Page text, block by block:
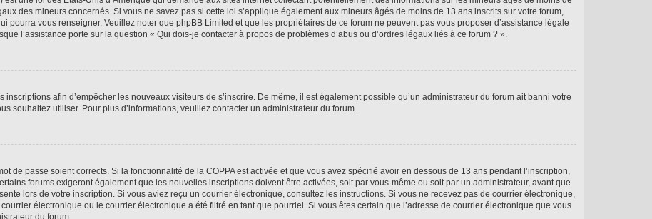
des mineurs concernés. Si vous ne savez pas si cette loi s’applique également aux mineurs âgés de moins de 13 ans inscrits sur votre forum,
pourra vous renseigner. Veuillez noter que phpBB Limited et que les propriétaires de ce forum ne peuvent pas vous proposer d’assistance légale
l’assistance porte sur la question « Qui dois-je contacter à propos de problèmes d’abus ou d’ordres légaux liés à ce forum ? ».
afin d’empêcher les nouveaux visiteurs de s’inscrire. De même, il est également possible qu’un administrateur du forum ait banni votre
souhaitez utiliser. Pour plus d’informations, veuillez contacter un administrateur du forum.
de passe soient corrects. Si la fonctionnalité de la COPPA est activée et que vous avez spécifié avoir en dessous de 13 ans pendant l’inscription,
forums exigeront également que les nouvelles inscriptions doivent être activées, soit par vous-même ou soit par un administrateur, avant que
lors de votre inscription. Si vous aviez reçu un courrier électronique, consultez les instructions. Si vous ne recevez pas de courrier électronique,
électronique ou le courrier électronique a été filtré en tant que pourriel. Si vous êtes certain que l’adresse de courrier électronique que vous
du forum.